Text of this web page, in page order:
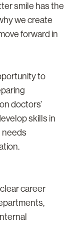
smile has the
we create
forward in
to
doctors’
skills in
needs
career